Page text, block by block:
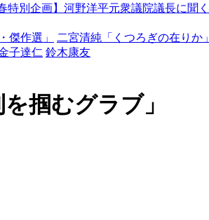
特別企画】河野洋平元衆議院議長に聞く
傑作選」
二宮清純「くつろぎの在りか」
子達仁 鈴木康友
掴むグラブ」